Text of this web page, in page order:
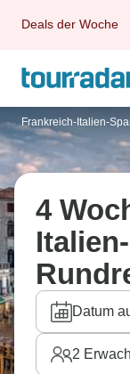
Deals der Woche
Frankreich-Italien-
4
Datum
2